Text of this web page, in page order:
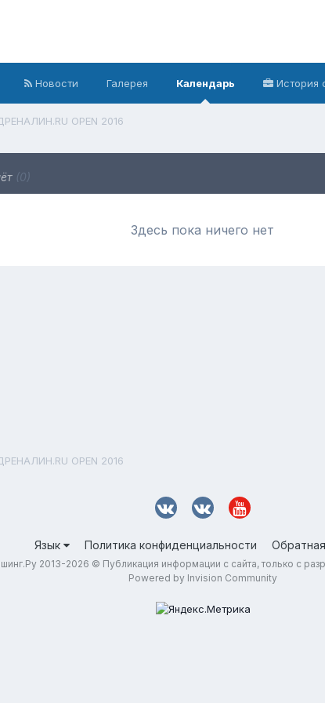
Новости Галерея Календарь История
OPEN 2016
(0)
Здесь пока ничего нет
OPEN 2016
Язык Политика конфиденциальности
2013-2026 © Публикация информации с сайта, только с
Powered by Invision Community